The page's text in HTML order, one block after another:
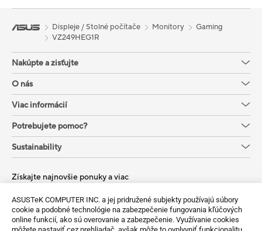
ASUSTeK COMPUTER INC. a jej pridružené subjekty používajú súbory
cookie a podobné technológie na zabezpečenie fungovania kľúčových
online funkcií, ako sú overovanie a zabezpečenie. Využívanie cookies
Displeje / Stolné počítače Monitory
Gaming
VZ249HEG1R
Nakúpte a zisťujte
O nás
Viac informácií
Potrebujete pomoc?
Sustainability
Získajte najnovšie ponuky a viac
Sign up